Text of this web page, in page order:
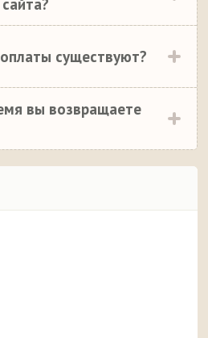
существуют?
вы возвращаете